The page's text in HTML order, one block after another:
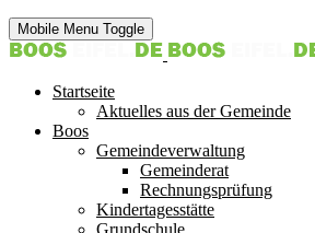
Mobile Menu Toggle
Startseite
Aktuelles aus der Gemeinde
Boos
Gemeindeverwaltung
Gemeinderat
Rechnungsprüfung
Kindertagesstätte
Grundschule